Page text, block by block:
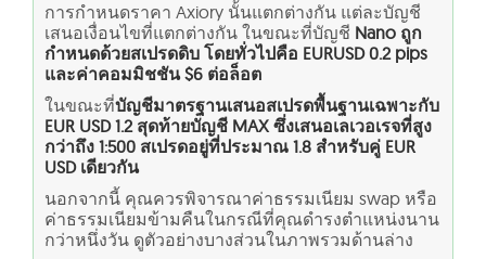
การกำหนดราคา Axiory นั้นแตกต่างกัน แต่ละบัญชี
เสนอเงื่อนไขที่แตกต่างกัน ในขณะที่บัญชี Nano ถูก
กำหนดด้วยสเปรดดิบ โดยทั่วไปคือ EURUSD 0.2 pips
และค่าคอมมิชชัน $6 ต่อล็อต
ในขณะที่บัญชีมาตรฐานเสนอสเปรดพื้นฐานเฉพาะกับ
EUR USD 1.2 สุดท้ายบัญชี MAX ซึ่งเสนอเลเวอเรจที่สูง
กว่าถึง 1:500 สเปรดอยู่ที่ประมาณ 1.8 สำหรับคู่ EUR
USD เดียวกัน
นอกจากนี้ คุณควรพิจารณาค่าธรรมเนียม swap หรือ
ค่าธรรมเนียมข้ามคืนในกรณีที่คุณดำรงตำแหน่งนาน
กว่าหนึ่งวัน ดูตัวอย่างบางส่วนในภาพรวมด้านล่าง